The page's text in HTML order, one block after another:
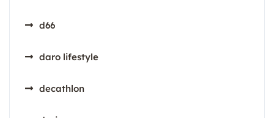
d66
daro lifestyle
decathlon